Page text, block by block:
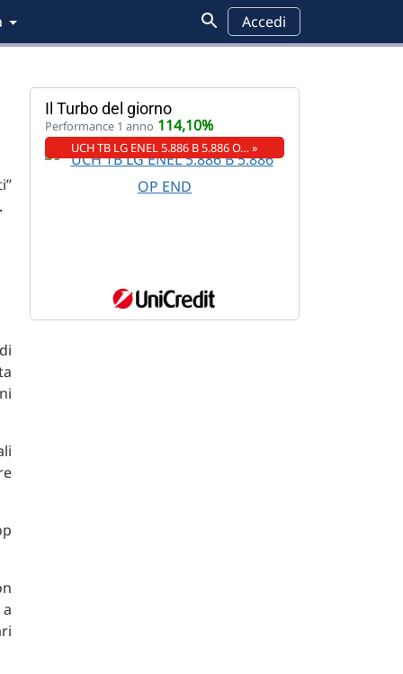
Accedi
Il Turbo del giorno
Performance 1 anno 114,10%
UCH TB LG ENEL 5.886 B 5.886 O… »